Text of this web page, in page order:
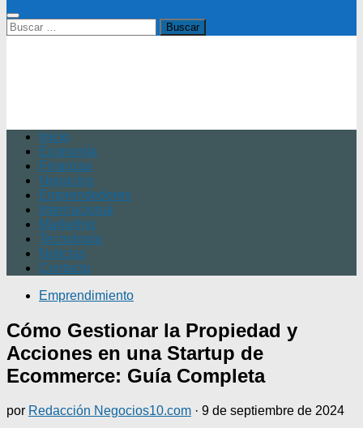
Buscar:
Inicio
Economía
Finanzas
Negocios
Emprendedores
Internacional
Marketing
Tecnología
Noticias
Contacto
Emprendimiento
Cómo Gestionar la Propiedad y
Acciones en una Startup de
Ecommerce: Guía Completa
por Redacción Negocios10.com · 9 de septiembre de 2024